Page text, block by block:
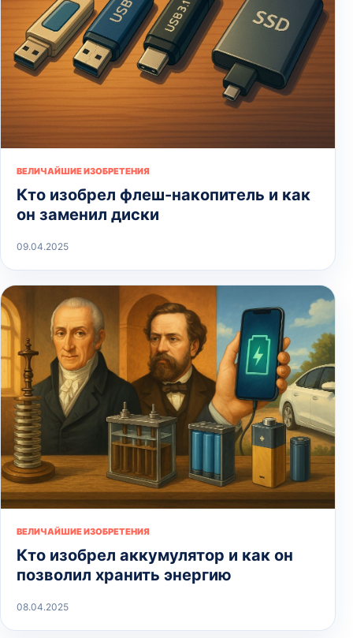
ВЕЛИЧАЙШИЕ ИЗОБРЕТЕНИЯ
Кто изобрел флеш-накопитель и как
он заменил диски
09.04.2025
ВЕЛИЧАЙШИЕ ИЗОБРЕТЕНИЯ
Кто изобрел аккумулятор и как он
позволил хранить энергию
08.04.2025